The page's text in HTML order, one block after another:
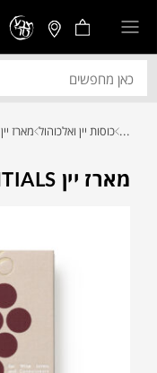
... כוסות יין ואלכוהול מארז יין THE ESSENTIALS
מארז יין THE ESSENTIALS